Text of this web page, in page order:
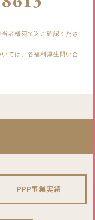
者様宛て迄ご確認くださ
ては、各福利厚生問い合
PPP事業実績